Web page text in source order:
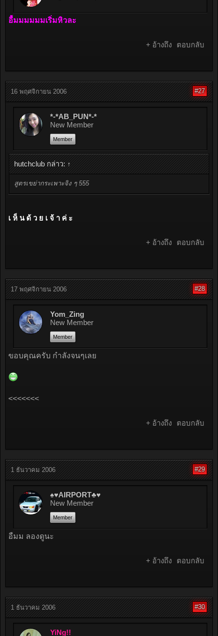
อื้มมมมมมเริ่มหิวละ
+ อ้างถึง ตอบกลับ
16 พฤศจิกายน 2006 #27
*-*AB_PUN*-*
New Member
Member
hutchclub กล่าว: ↑
สูตรเขย่ากระเพาะจิง ๆ 555
เ ห็ น ด้ ว ย เ จ้ า ค่ ะ
+ อ้างถึง ตอบกลับ
17 พฤศจิกายน 2006 #28
Yom_Zing
New Member
Member
ขอบคุณครับ กำลังจนๆเลย
<<<<<<<
+ อ้างถึง ตอบกลับ
1 ธันวาคม 2006 #29
♠♥AIRPORT♣♥
New Member
Member
อืมม ลองดูนะ
+ อ้างถึง ตอบกลับ
1 ธันวาคม 2006 #30
YiNg!!